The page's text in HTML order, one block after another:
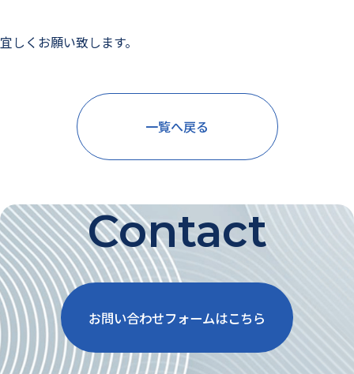
宜しくお願い致します。
一覧へ戻る
Contact
お問い合わせフォームはこちら